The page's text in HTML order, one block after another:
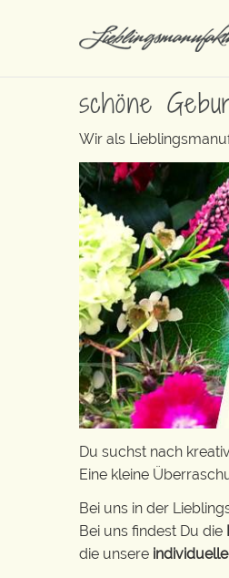
schöne
Wir als
Du suchst nach
Eine kleine
Bei uns in der
Bei uns findest Du die
die unsere